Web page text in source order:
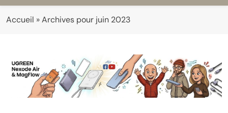
Accueil »Archives pour juin 2023